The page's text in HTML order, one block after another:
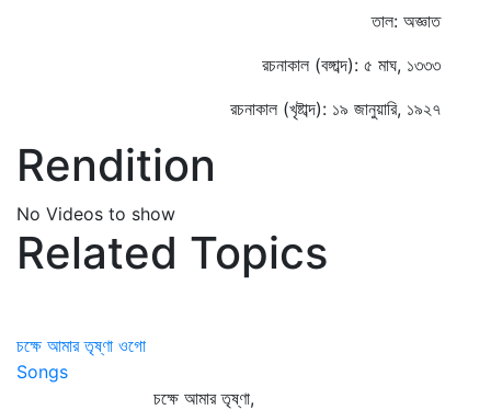
তাল: অজ্ঞাত
রচনাকাল (বঙ্গাব্দ): ৫ মাঘ, ১৩৩৩
রচনাকাল (খৃষ্টাব্দ): ১৯ জানুয়ারি, ১৯২৭
Rendition
No Videos to show
Related Topics
চক্ষে আমার তৃষ্ণা ওগো
Songs
চক্ষে আমার তৃষ্ণা,